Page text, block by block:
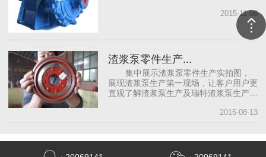
2015-11-06
渣浆泵零件生产...
集中展示渣浆泵零件生产实拍图，
展现渣浆泵生产第一现场，让客户用户更
直观了解渣浆泵生产及瑞特渣浆泵生产实
2015-08-13